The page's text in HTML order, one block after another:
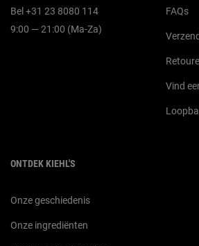
Bel +31 23 8080 114
9:00 — 21:00 (Ma-Za)
FAQs
Vind
ONTDEK KIEHL'S
Onze geschiedenis
Onze ingrediënten